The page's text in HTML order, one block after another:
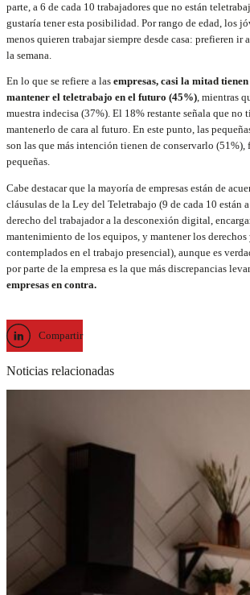
parte, a 6 de cada 10 trabajadores que no están
gustaría tener esta posibilidad. Por rango de edad, los
menos quieren trabajar siempre desde casa: prefieren ir
la semana.
En lo que se refiere a las empresas, casi la mitad
mantener el teletrabajo en el futuro (45%), mientras
muestra indecisa (37%). El 18% restante señala que no
mantenerlo de cara al futuro. En este punto, las
son las que más intención tienen de conservarlo (51%),
pequeñas.
Cabe destacar que la mayoría de empresas están de
cláusulas de la Ley del Teletrabajo (9 de cada 10 están
derecho del trabajador a la desconexión digital,
mantenimiento de los equipos, y mantener los
contemplados en el trabajo presencial), aunque es
por parte de la empresa es la que más discrepancias
empresas en contra.
Compartir
Noticias relacionadas